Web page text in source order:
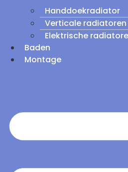
Handdoekradiator
Verticale radiatoren
Elektrische
Baden
Montage